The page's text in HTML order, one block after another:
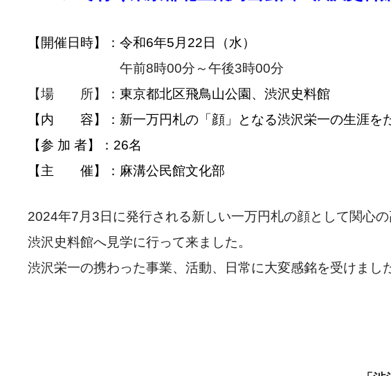
【開催日時】：令和6年5月22日（水）
午前8時00分～午後3時00分
【場 所】
：東京都北区飛鳥山公園、渋沢史料館
【内 容】：新一万円札の「顔」となる渋沢栄一の生涯を
【参 加 者】：26名
【主 催】：麻溝公民館文化部
2024年7月3日に発行される新しい一万円札の顔として関心
渋沢史料館へ見学に行って来ました。
渋沢栄一の携わった事業、活動、日常に大変感銘を受けまし